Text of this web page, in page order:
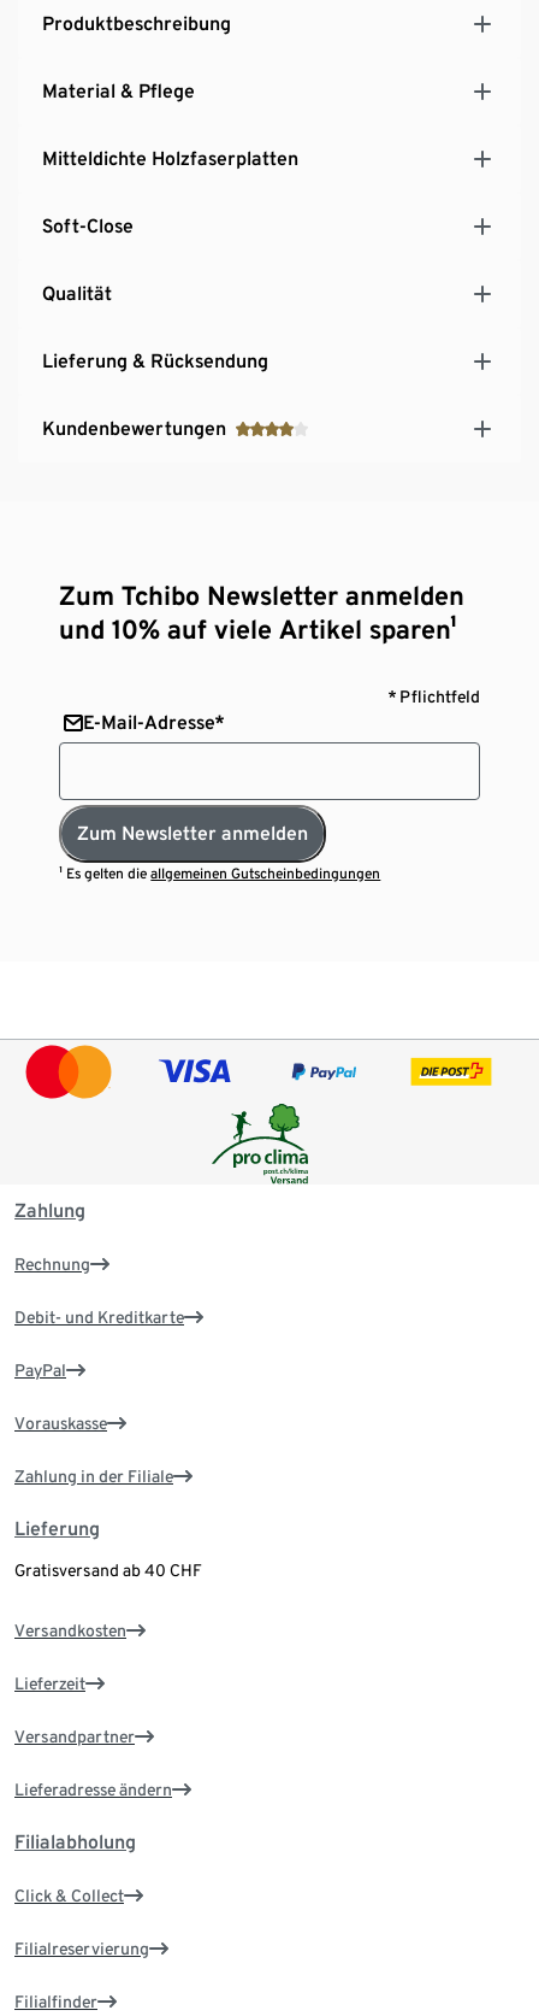
Höhenverstellbare Füsse für einen sicheren Stand
Produktbeschreibung
Material & Pflege
Mitteldichte Holzfaserplatten
Soft-Close
Qualität
Lieferung & Rücksendung
Kundenbewertungen
Zum Tchibo Newsletter anmelden
und 10% auf viele Artikel sparen¹
* Pflichtfeld
E-Mail-Adresse*
Zum Newsletter anmelden
¹ Es gelten dieallgemeinen Gutscheinbedingungen
Zahlung
Rechnung
Debit- und Kreditkarte
PayPal
Vorauskasse
Zahlung in der Filiale
Lieferung
Gratisversand ab 40 CHF
Versandkosten
Lieferzeit
Versandpartner
Lieferadresse ändern
Filialabholung
Click & Collect
Filialreservierung
Filialfinder